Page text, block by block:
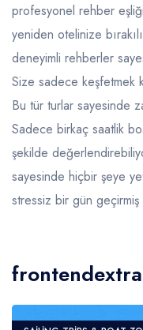
profesyonel rehber
yeniden otelinize
deneyimli rehberler
Size sadece keşfetmek
Bu tür turlar sayesinde
Sadece birkaç saatlik
şekilde
sayesinde hiçbir şeye
stressiz bir gün geçirmiş